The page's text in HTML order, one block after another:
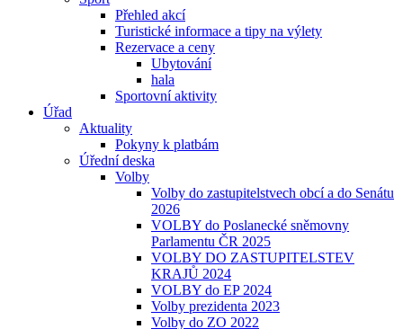
Přehled akcí
Turistické informace a tipy na výlety
Rezervace a ceny
Ubytování
hala
Sportovní aktivity
Úřad
Aktuality
Pokyny k platbám
Úřední deska
Volby
Volby do zastupitelstvech obcí a do Senátu
2026
VOLBY do Poslanecké sněmovny
Parlamentu ČR 2025
VOLBY DO ZASTUPITELSTEV
KRAJŮ 2024
VOLBY do EP 2024
Volby prezidenta 2023
Volby do ZO 2022